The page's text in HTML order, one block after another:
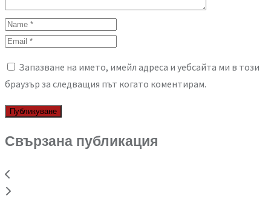
Запазване на името, имейл адреса и уебсайта ми в този
браузър за следващия път когато коментирам.
Свързана публикация